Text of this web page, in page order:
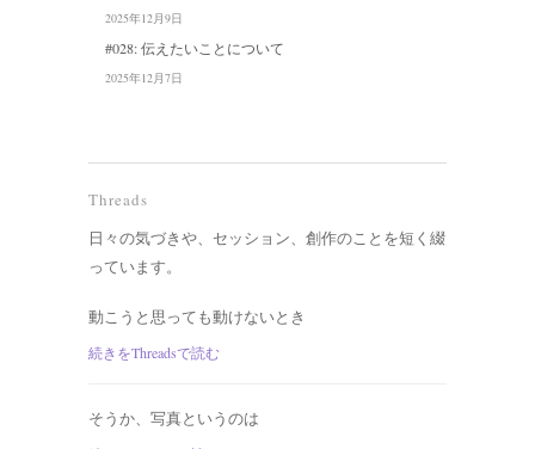
2025年12月9日
#028: 伝えたいことについて
2025年12月7日
Threads
日々の気づきや、セッション、創作のことを短く綴
っています。
動こうと思っても動けないとき
続きをThreadsで読む
そうか、写真というのは